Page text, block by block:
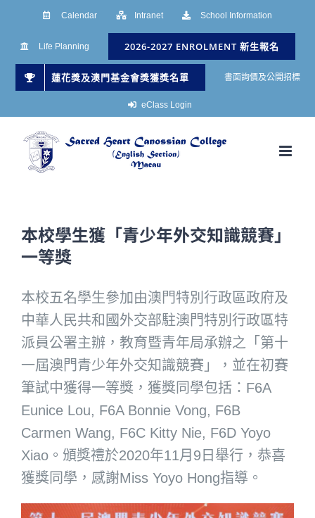
Calendar Intranet School Information
Life Planning 2026-2027 ENROLMENT 新生報名
蓮花獎及澳門基金會獎獲獎名單 書面詢價及公開招標
eClass Login
本校學生獲「青少年外交知識競賽」
一等獎
本校五名學生參加由澳門特別行政區政府及
中華人民共和國外交部駐澳門特別行政區特
派員公署主辦，教育暨青年局承辦之「第十
一屆澳門青少年外交知識競賽」，並在初賽
筆試中獲得一等獎，獲獎同學包括：F6A
Eunice Lou, F6A Bonnie Vong, F6B
Carmen Wang, F6C Kitty Nie, F6D Yoyo
Xiao。頒獎禮於2020年11月9日舉行，恭喜
獲獎同學，感謝Miss Yoyo Hong指導。